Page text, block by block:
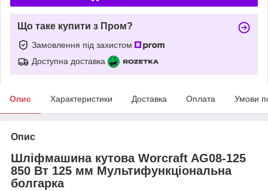
Що таке купити з Пром?
Замовлення під захистом
Доступна доставка
Опис Характеристики Доставка Оплата Умови
Опис
Шліфмашина кутова Worcraft AG08-125
850 Вт 125 мм Мультифункціональна
болгарка